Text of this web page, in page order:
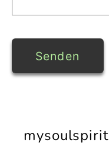
u
l
Senden
mysoulspirit